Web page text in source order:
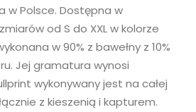
w Polsce. Dostępna w
od S do XXL w kolorze
w 90% z bawełny z 10%
Jej gramatura wynosi
wykonywany jest na całej
z kieszenią i kapturem.